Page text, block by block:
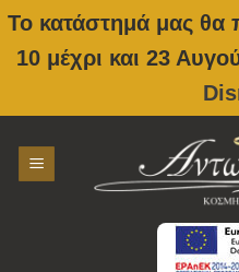
Το κατάστημά μας θα
10 μέχρι και 23
content